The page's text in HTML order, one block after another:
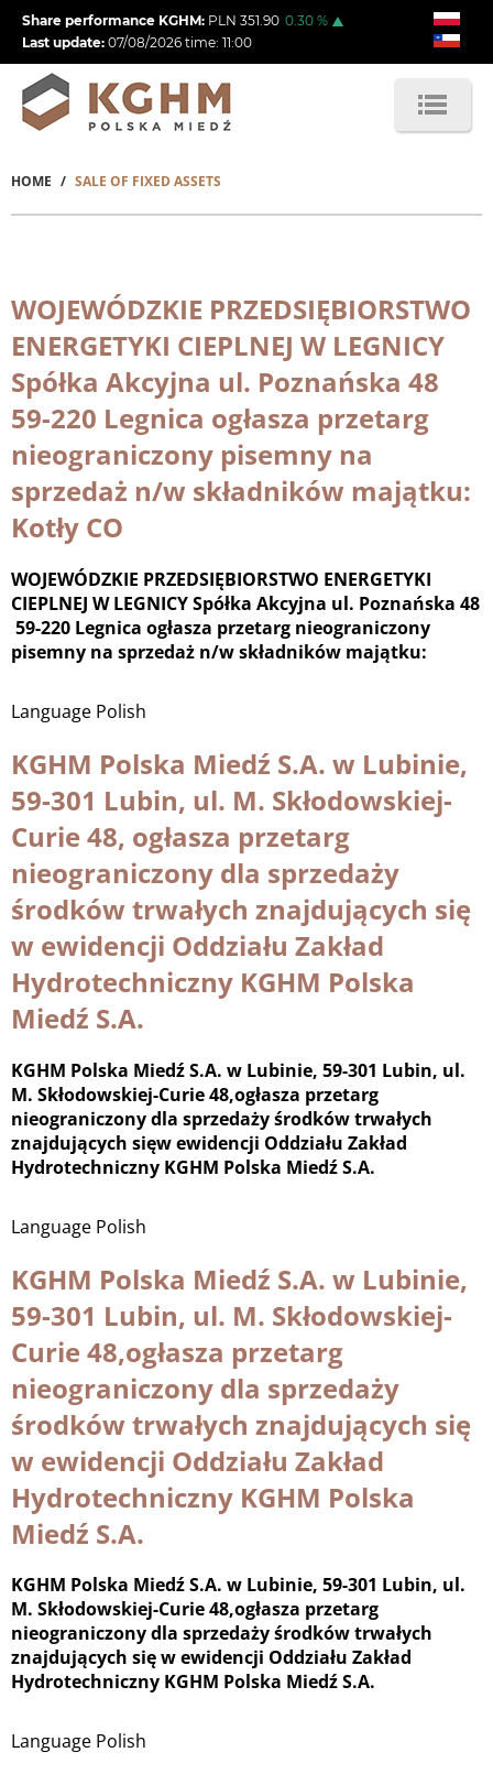
Skip
main
content
Share performance KGHM: PLN 351.90 0.30 %
Last update: 07/08/2026 time: 11:00
Breadcrumb
HOME SALE OF FIXED ASSETS
WOJEWÓDZKIE PRZEDSIĘBIORSTWO
ENERGETYKI CIEPLNEJ W LEGNICY
Spółka Akcyjna ul. Poznańska 48
59-220 Legnica ogłasza przetarg
nieograniczony pisemny na
sprzedaż n/w składników majątku:
Kotły CO
WOJEWÓDZKIE PRZEDSIĘBIORSTWO ENERGETYKI
CIEPLNEJ W LEGNICY Spółka Akcyjna ul. Poznańska 48
59-220 Legnica ogłasza przetarg nieograniczony
pisemny na sprzedaż n/w składników majątku:
Language Polish
KGHM Polska Miedź S.A. w Lubinie,
59-301 Lubin, ul. M. Skłodowskiej-
Curie 48, ogłasza przetarg
nieograniczony dla sprzedaży
środków trwałych znajdujących się
w ewidencji Oddziału Zakład
Hydrotechniczny KGHM Polska
Miedź S.A.
KGHM Polska Miedź S.A. w Lubinie, 59-301 Lubin, ul.
M. Skłodowskiej-Curie 48,ogłasza przetarg
nieograniczony dla sprzedaży środków trwałych
znajdujących sięw ewidencji Oddziału Zakład
Hydrotechniczny KGHM Polska Miedź S.A.
Language Polish
KGHM Polska Miedź S.A. w Lubinie,
59-301 Lubin, ul. M. Skłodowskiej-
Curie 48,ogłasza przetarg
nieograniczony dla sprzedaży
środków trwałych znajdujących się
w ewidencji Oddziału Zakład
Hydrotechniczny KGHM Polska
Miedź S.A.
KGHM Polska Miedź S.A. w Lubinie, 59-301 Lubin, ul.
M. Skłodowskiej-Curie 48,ogłasza przetarg
nieograniczony dla sprzedaży środków trwałych
znajdujących się w ewidencji Oddziału Zakład
Hydrotechniczny KGHM Polska Miedź S.A.
Language Polish